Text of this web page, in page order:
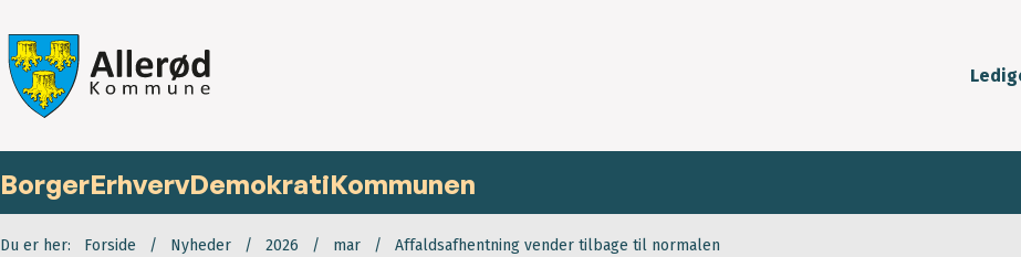
BorgerErhvervDemokratiKommunen
Du er her: Forside Nyheder 2026 mar Affaldsafhentning vender tilbage til normalen